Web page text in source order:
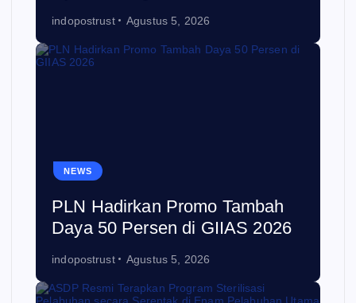
indopostrust Agustus 5, 2026
NEWS
PLN Hadirkan Promo Tambah
Daya 50 Persen di GIIAS 2026
indopostrust Agustus 5, 2026